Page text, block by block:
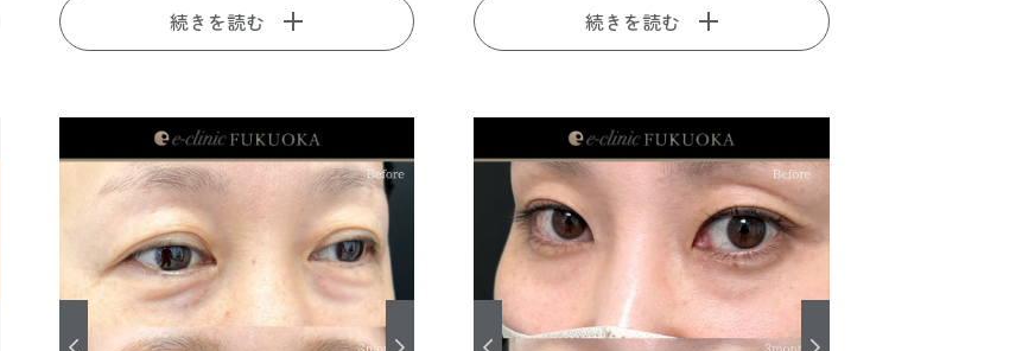
続きを読む 続きを読む